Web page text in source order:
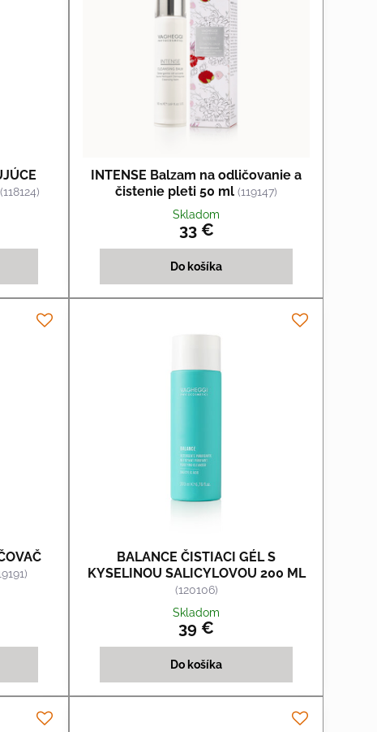
(118124)
INTENSE Balzam na odličovanie a
čistenie pleti 50 ml (119147)
Skladom
33 €
Do košíka
BALANCE ČISTIACI GÉL S
KYSELINOU SALICYLOVOU 200 ML
(120106)
Skladom
39 €
Do košíka